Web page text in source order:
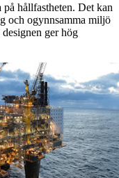
hållfastheten. Det kan
och ogynnsamma miljö
designen ger hög